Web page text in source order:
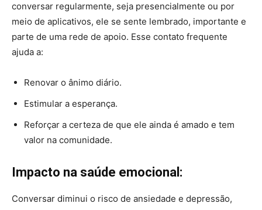
conversar regularmente, seja presencialmente ou por
meio de aplicativos, ele se sente lembrado, importante e
parte de uma rede de apoio. Esse contato frequente
ajuda a:
Renovar o ânimo diário.
Estimular a esperança.
Reforçar a certeza de que ele ainda é amado e tem
valor na comunidade.
Impacto na saúde emocional:
Conversar diminui o risco de ansiedade e depressão,